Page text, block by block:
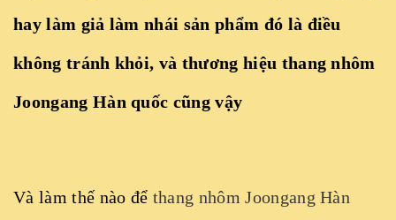
hay làm giả làm nhái sản phẩm đó là điều
không tránh khỏi, và thương hiệu thang nhôm
Joongang Hàn quốc cũng vậy
Và làm thế nào để thang nhôm Joongang Hàn